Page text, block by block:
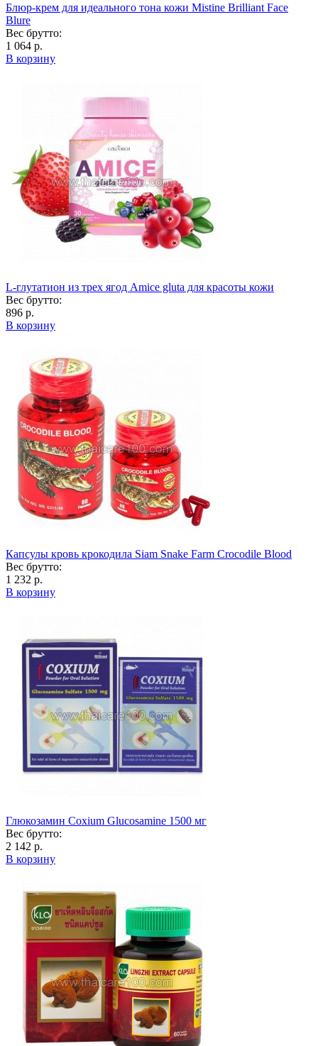
Блюр-крем для идеального тона кожи Mistine Brilliant Face
Blure
Вес брутто:
1 064 р.
В корзину
L-глутатион из трех ягод Amice gluta для красоты кожи
Вес брутто:
896 р.
В корзину
Капсулы кровь крокодила Siam Snake Farm Crocodile Blood
Вес брутто:
1 232 р.
В корзину
Глюкозамин Coxium Glucosamine 1500 мг
Вес брутто:
2 142 р.
В корзину